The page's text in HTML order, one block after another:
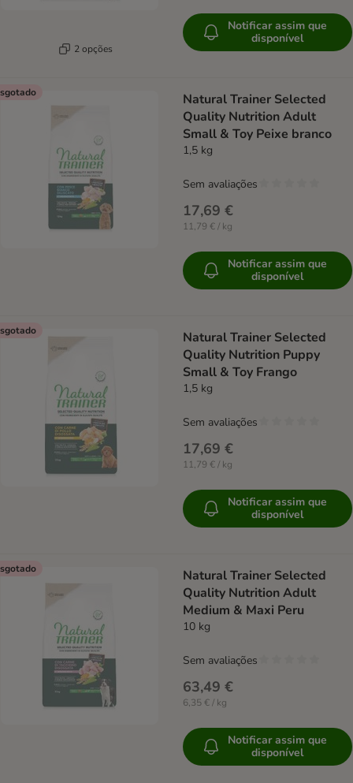
2 opções
Notificar assim que
disponível
Natural Trainer Selected
Quality Nutrition Adult
Small & Toy Peixe branco
1,5 kg
17,69 €
11,79 € / kg
Sem avaliações
Notificar assim que
disponível
Natural Trainer Selected
Quality Nutrition Puppy
Small & Toy Frango
1,5 kg
17,69 €
11,79 € / kg
Sem avaliações
Notificar assim que
disponível
Natural Trainer Selected
Quality Nutrition Adult
Medium & Maxi Peru
10 kg
63,49 €
6,35 € / kg
Sem avaliações
Notificar assim que
disponível